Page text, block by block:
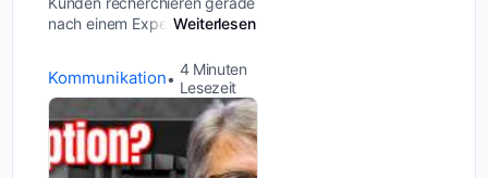
nach einem Experten wie dir –
mehr Google, sondern
ChatGPT oder andere KI-
Tools. Und während deine
Konkurrenz in den E...
Weiterlesen
Kommunikation 4 Minuten
Lesezeit